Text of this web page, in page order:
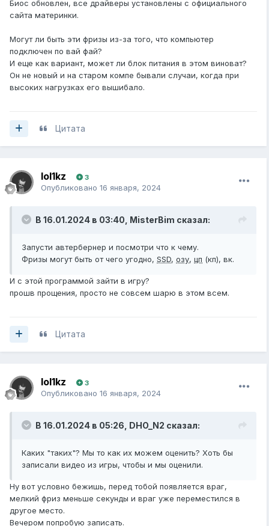
Биос обновлен, все драйверы установлены с официального
сайта материнки.
Могут ли быть эти фризы из-за того, что компьютер
подключен по вай фай?
И еще как вариант, может ли блок питания в этом виноват?
Он не новый и на старом компе бывали случаи, когда при
высоких нагрузках его вышибало.
Цитата
lol1kz 3
Опубликовано 16 января, 2024
В 16.01.2024 в 03:40, MisterBim сказал:
Запусти автербернер и посмотри что к чему.
Фризы могут быть от чего угодно, SSD, озу, цп (кп), вк.
И с этой программой зайти в игру?
прошв прощения, просто не совсем шарю в этом всем.
Цитата
lol1kz 3
Опубликовано 16 января, 2024
В 16.01.2024 в 05:26, DHO_N2 сказал:
Каких "таких"? Мы то как их можем оценить? Хоть бы
записали видео из игры, чтобы и мы оценили.
Ну вот условно бежишь, перед тобой появляется враг,
мелкий фриз меньше секунды и враг уже переместился в
другое место.
Вечером попробую записать.